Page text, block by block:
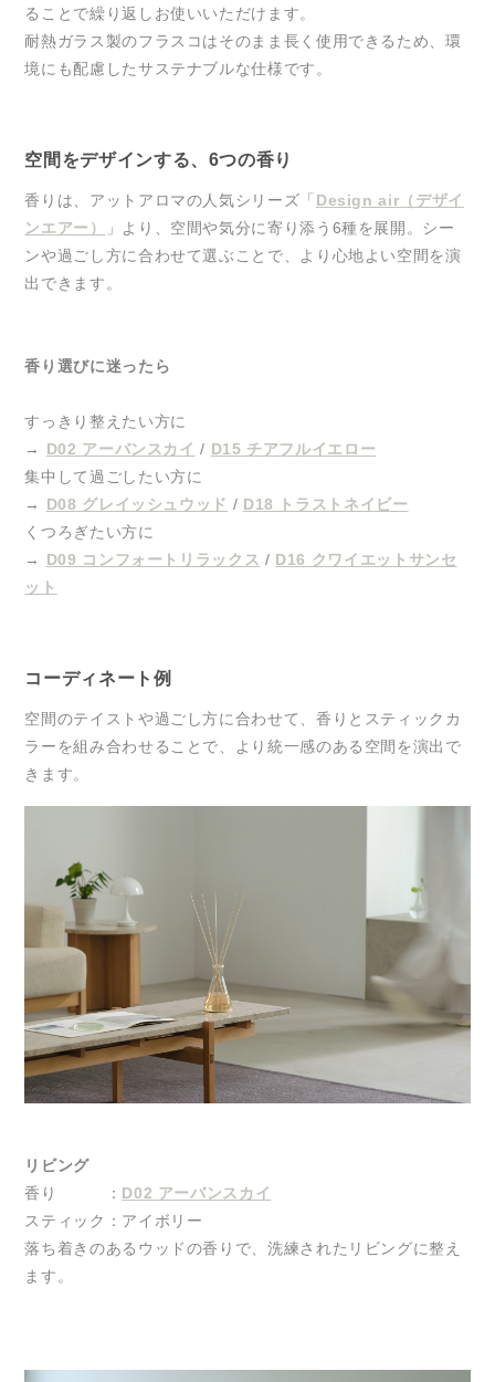
ることで繰り返しお使いいただけます。
耐熱ガラス製のフラスコはそのまま長く使用できるため、環
境にも配慮したサステナブルな仕様です。
空間をデザインする、6つの香り
香りは、アットアロマの人気シリーズ「 Design air（デザイ
ンエアー）
」より、空間や気分に寄り添う6種を展開。シー
ンや過ごし方に合わせて選ぶことで、より心地よい空間を演
出できます。
香り選びに迷ったら
すっきり整えたい方に
→ D02 アーバンスカイ / D15 チアフルイエロー
集中して過ごしたい方に
→ D08 グレイッシュウッド / D18 トラストネイビー
くつろぎたい方に
→ D09 コンフォートリラックス / D16 クワイエットサンセ
ット
コーディネート例
空間のテイストや過ごし方に合わせて、香りとスティックカ
ラーを組み合わせることで、より統一感のある空間を演出で
きます。
リビング
香り ： D02 アーバンスカイ
スティック：アイボリー
落ち着きのあるウッドの香りで、洗練されたリビングに整え
ます。